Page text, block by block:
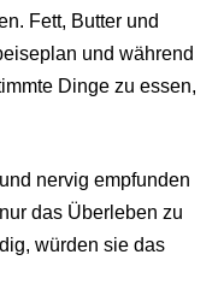
Fett, Butter und
und während
Dinge zu essen,
nervig empfunden
das Überleben zu
würden sie das